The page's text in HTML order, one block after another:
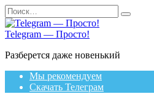
Перейти
к
содержанию
Search
for:
Telegram — Просто!
Разберется даже новенький
Мы рекомендуем
Скачать Телеграм